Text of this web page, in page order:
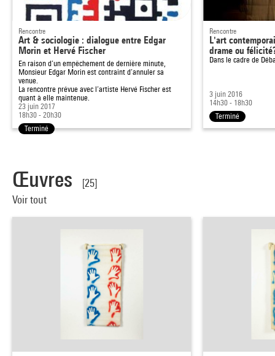
Rencontre
Art & sociologie : dialogue entre Edgar
Morin et Hervé Fischer
En raison d’un empêchement de dernière minute,
Monsieur Edgar Morin est contraint d’annuler sa
venue.
La rencontre prévue avec l’artiste Hervé Fischer est
quant à elle maintenue.
23 juin 2017
18h30 - 20h30
Terminé
Rencontre
L'art
drame ou
Dans le cadre de
3 juin 2016
14h30 - 18h30
Terminé
Œuvres
[25]
Voir tout